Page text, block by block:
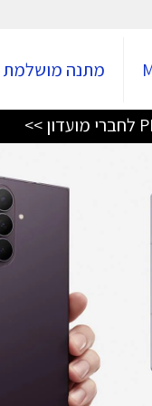
מתנה מושלמת